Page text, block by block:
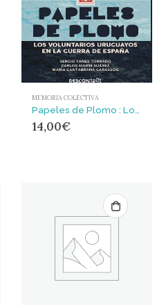
MEMORIA COLECTIVA
Papeles de Plomo : Los voluntarios uruguayos en la guerra de españa
14,00€